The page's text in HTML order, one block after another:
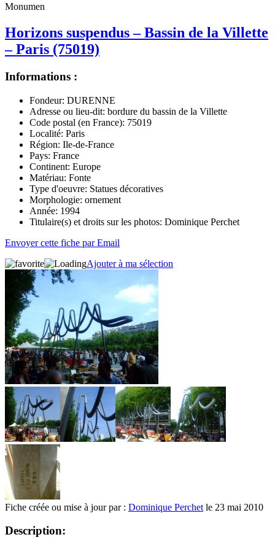
Monumen
Horizons suspendus – Bassin de la Villette
– Paris (75019)
Informations :
Fondeur: DURENNE
Adresse ou lieu-dit: bordure du bassin de la Villette
Code postal (en France): 75019
Localité: Paris
Région: Ile-de-France
Pays: France
Continent: Europe
Matériau: Fonte
Type d'oeuvre: Statues décoratives
Morphologie: ornement
Année: 1994
Titulaire(s) et droits sur les photos: Dominique Perchet
Envoyer cette fiche par Email
Ajouter à ma sélection
Fiche créée ou mise à jour par : Dominique Perchet le 23 mai 2010
Description: